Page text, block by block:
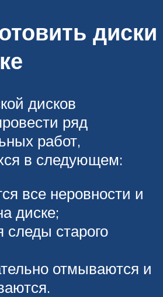
диски
дисков
ряд
работ,
в следующем:
все неровности и
диске;
следы старого
отмываются и